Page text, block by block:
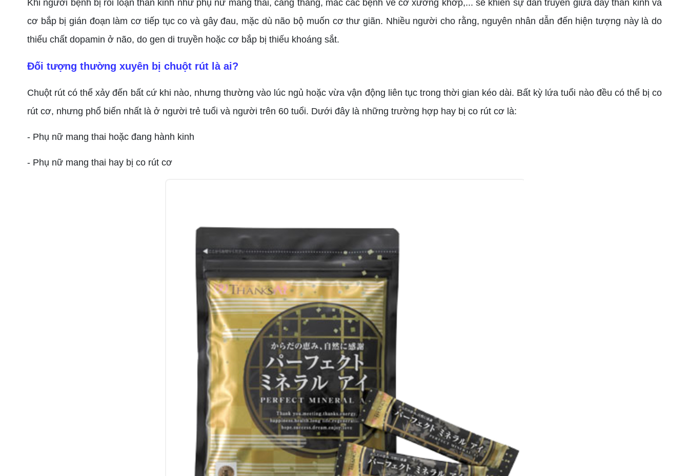
Khi người bệnh bị rối loạn thần kinh như phụ nữ mang thai, căng thẳng, mắc các bệnh về cơ xương khớp,... sẽ khiến sự dẫn truyền giữa dây thần kinh và
cơ bắp bị gián đoạn làm cơ tiếp tục co và gây đau, mặc dù não bộ muốn cơ thư giãn. Nhiều người cho rằng, nguyên nhân dẫn đến hiện tượng này là do
thiếu chất dopamin ở não, do gen di truyền hoặc cơ bắp bị thiếu khoáng sắt.
Đối tượng thường xuyên bị chuột rút là ai?
Chuột rút có thể xảy đến bất cứ khi nào, nhưng thường vào lúc ngủ hoặc vừa vận động liên tục trong thời gian kéo dài. Bất kỳ lứa tuổi nào đều có thể bị co
rút cơ, nhưng phổ biến nhất là ở người trẻ tuổi và người trên 60 tuổi. Dưới đây là những trường hợp hay bị co rút cơ là:
- Phụ nữ mang thai hoặc đang hành kinh
- Phụ nữ mang thai hay bị co rút cơ